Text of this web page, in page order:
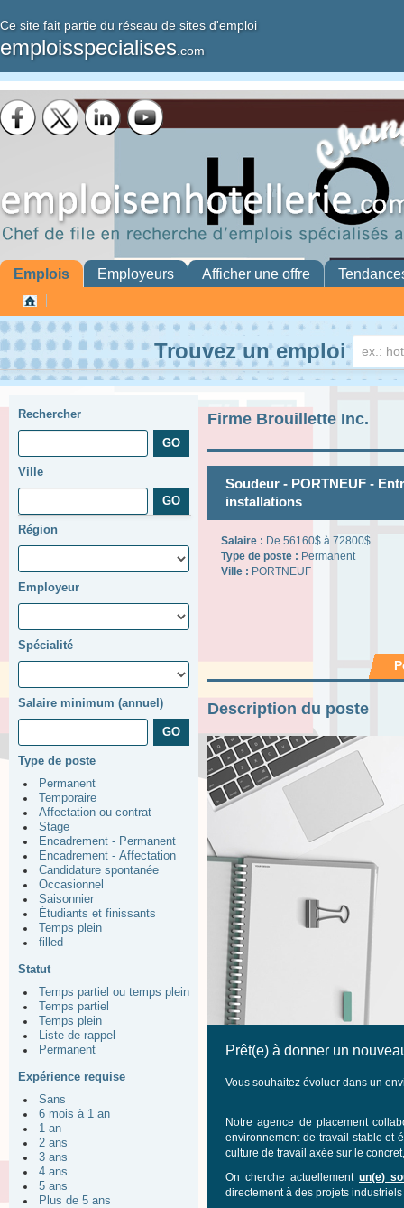
Ce site fait partie du réseau de sites d'emploi
emploisspecialises .com
Emplois Employeurs Afficher une offre
Trouvez un emploi
Rechercher
Ville
Région
Employeur
Spécialité
Salaire minimum (annuel)
Type de poste
Permanent
Temporaire
Affectation ou contrat
Stage
Encadrement - Permanent
Encadrement - Affectation
Candidature spontanée
Occasionnel
Saisonnier
Étudiants et finissants
Temps plein
filled
Statut
Temps partiel ou temps plein
Temps partiel
Temps plein
Liste de rappel
Permanent
Expérience requise
Sans
6 mois à 1 an
1 an
2 ans
3 ans
4 ans
5 ans
Plus de 5 ans
Firme Brouillette Inc.
Soudeur - PORTNEUF -
installations
Salaire : De 56160$ à 72800$
Type de poste : Permanent
Ville : PORTNEUF
Description du poste
Prêt(e) à donner un
Vous souhaitez évoluer dans un
Notre agence de placement
environnement de travail stable et
culture de travail axée sur le
On cherche actuellement un(e)
directement à des projets